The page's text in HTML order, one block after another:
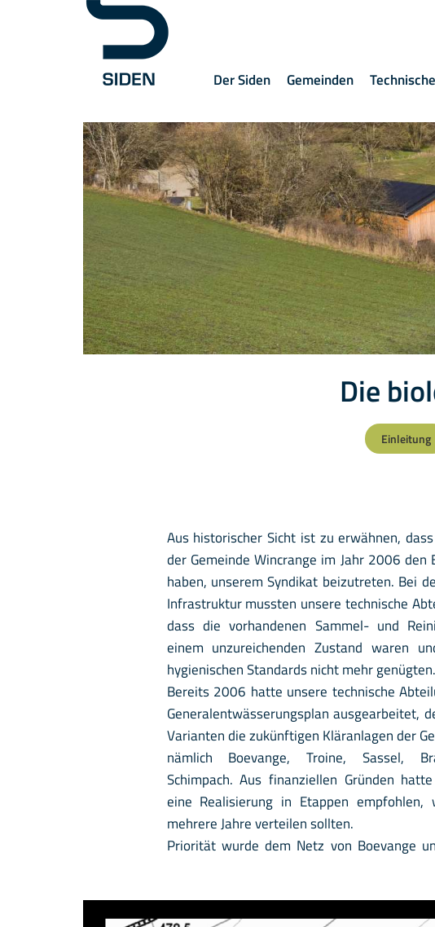
Der Siden Gemeinden
Die
Einleitung
Aus historischer Sicht ist zu erwähnen,
der Gemeinde Wincrange im Jahr 2006 den
haben, unserem Syndikat beizutreten. Bei
Infrastruktur mussten unsere technische
dass die vorhandenen Sammel- und
einem unzureichenden Zustand waren
hygienischen Standards nicht mehr genügten.
Bereits 2006 hatte unsere technische
Generalentwässerungsplan ausgearbeitet,
Varianten die zukünftigen Kläranlagen der
nämlich Boevange, Troine, Sassel,
Schimpach. Aus finanziellen Gründen
eine Realisierung in Etappen empfohlen,
mehrere Jahre verteilen sollten.
Priorität wurde dem Netz von Boevange